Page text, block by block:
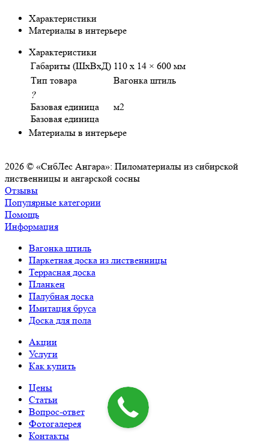
Характеристики
Материалы в интерьере
Характеристики
Габариты (ШхВхД) 110 x 14 × 600 мм
Тип товара
Вагонка штиль
?
Базовая единица
Базовая единица
м2
Материалы в интерьере
2026 © «СибЛес Ангара»: Пиломатериалы из сибирской
лиственницы и ангарской сосны
Отзывы
Популярные категории
Помощь
Информация
Вагонка штиль
Паркетная доска из лиственницы
Террасная доска
Планкен
Палубная доска
Имитация бруса
Доска для пола
Акции
Услуги
Как купить
Цены
Статьи
Вопрос-ответ
Фотогалерея
Контакты